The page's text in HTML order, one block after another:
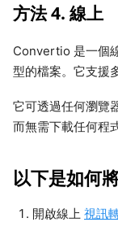
方法 4. 線上
Convertio 是一個
型的檔案。它支援
它可透過任何瀏覽
而無需下載任何程式
以下是如何
開啟線上 視訊